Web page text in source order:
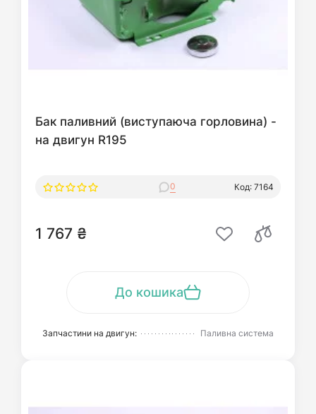
Бак паливний (виступаюча горловина) -
на двигун R195
0 Код: 7164
1 767 ₴
До кошика
Запчастини на двигун: Паливна система